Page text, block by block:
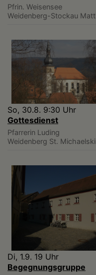
Pfrin. Weisensee
Weidenberg-Stockau
So, 30.8. 9:30 Uhr
Gottesdienst
Pfarrerin Luding
Weidenberg St.
Di, 1.9. 19 Uhr
Begegnungsgruppe